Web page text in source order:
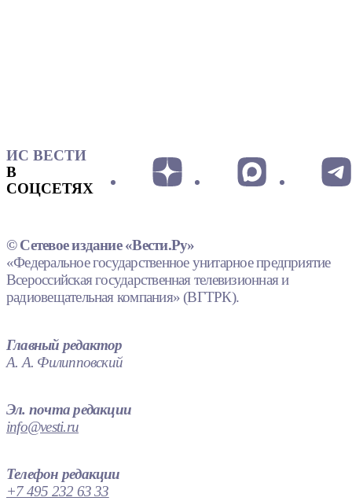
ИС ВЕСТИ
В
СОЦСЕТЯХ
© Сетевое издание «Вести.Ру»
«Федеральное государственное унитарное предприятие
Всероссийская государственная телевизионная и
радиовещательная компания» (ВГТРК).
Главный редактор
А. А. Филипповский
Эл. почта редакции
info@vesti.ru
Телефон редакции
+7 495 232 63 33